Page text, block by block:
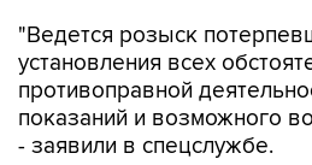
"Ведется розыск
установления всех
противоправной
показаний и возможного
- заявили в спецслужбе.